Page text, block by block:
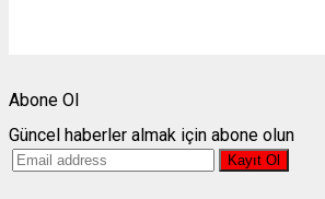
Abone Ol
Güncel haberler almak için abone olun